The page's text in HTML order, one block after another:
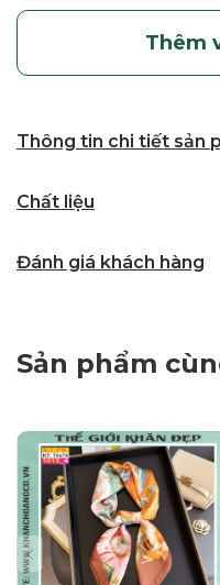
Thêm
Thông tin chi tiết sản
Chất liệu
Đánh giá khách hàng
Sản phẩm